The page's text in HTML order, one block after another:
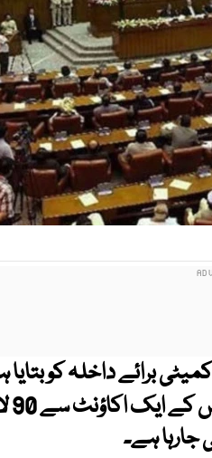
برائے داخلہ کو
کہ ابھی
ہے۔